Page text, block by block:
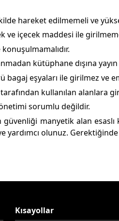
hareket edilmemeli ve
ve içecek maddesi ile
kütüphane dışına yayın
eşyaları ile girilmez ve
kullanılan alanlara
sorumlu değildir.
manyetik alan esaslı
olunuz. Gerektiğinde
Kısayollar